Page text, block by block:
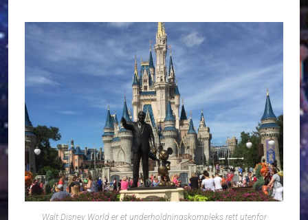
Walt Disney World er et underholdningskompleks rett utenfor